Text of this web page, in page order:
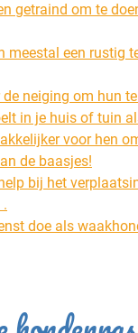
getraind om te
meestal een rustig
de neiging om hun
in je huis of tuin
voor hen
de baasjes!
bij het
doe als